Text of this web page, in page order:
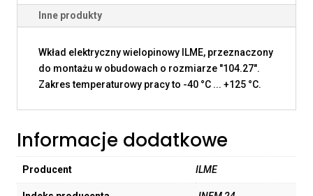
Inne produkty
Wkład elektryczny wielopinowy ILME, przeznaczony
do montażu w obudowach o rozmiarze "104.27".
Zakres temperaturowy pracy to -40 °C ... +125 °C.
Informacje dodatkowe
Producent ILME